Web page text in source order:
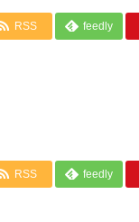
RSS feedly
RSS feedly